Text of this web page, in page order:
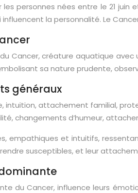
les personnes nées entre le 21
la personnalité. Le
Cancer, créature aquatique
sa nature prudente,
généraux
intuition, attachement familial,
changements d’humeur,
empathiques et intuitifs,
susceptibles, et leur
du Cancer, influence leurs